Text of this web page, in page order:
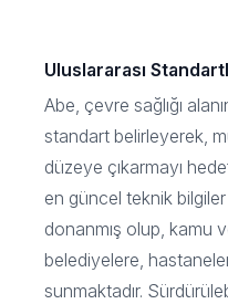
Uluslararası
Abe, çevre sağlığı
standart belirleyerek,
düzeye çıkarmayı
en güncel teknik
donanmış olup, kamu
belediyelere,
sunmaktadır.